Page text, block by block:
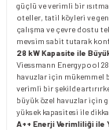
güçlü ve verimli bir
oteller, tatil köyleri ve
çalışma ve çevre dostu
mevsim sabit tutarak
28 kW Kapasite ile
Viessmann Energypool 28
havuzlar için mükemmel
verimli bir şekilde
büyük özel havuzlar için
yüksek kapasitesi ile
A++ Enerji Verimliliği